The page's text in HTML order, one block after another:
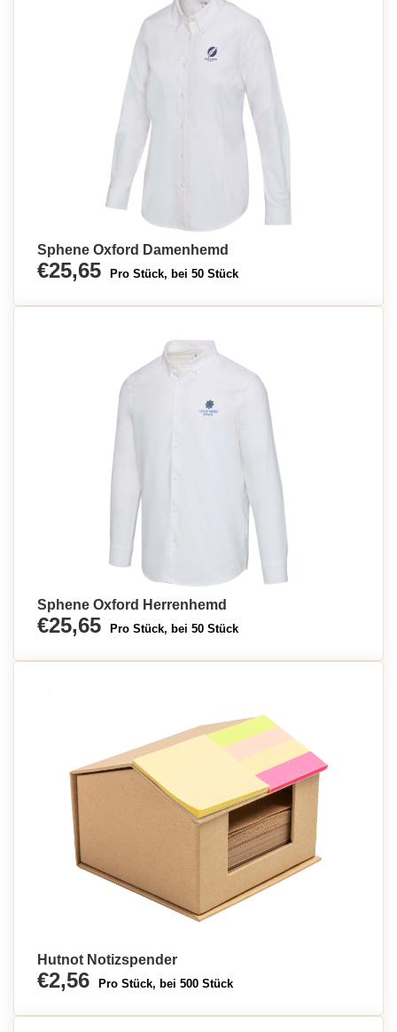
Sphene Oxford Damenhemd
€25,65 Pro Stück, bei 50 Stück
Sphene Oxford Herrenhemd
€25,65 Pro Stück, bei 50 Stück
Hutnot Notizspender
€2,56 Pro Stück, bei 500 Stück